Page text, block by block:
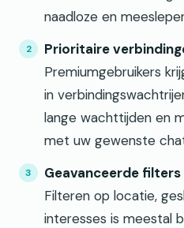
naadloze en
Prioritaire
Premiumgebruikers
in
lange wachttijden en
met uw gewenste
Geavanceerde filters
Filteren op locatie,
interesses is meestal